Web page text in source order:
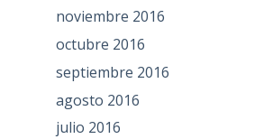
noviembre 2016
octubre 2016
septiembre 2016
agosto 2016
julio 2016